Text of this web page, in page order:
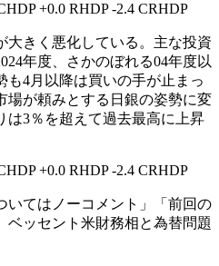
+0.0 RHDP -2.4 CRHDP
大きく悪化している。主な投資
年度、さかのぼれる04年度以
も4月以降は買いの手が止まっ
場が頼みとする日銀の姿勢に変
は3％を超えて過去最高に上昇
+0.0 RHDP -2.4 CRHDP
いてはノーコメント」「前回の
ベッセント米財務相と為替問題